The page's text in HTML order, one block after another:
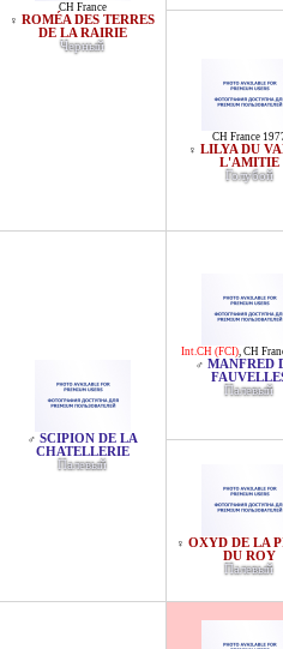
CH France
♀ ROMÉA DES TERRES
DE LA RAIRIE
Черный
CH France
♀ LILYA DU
L'AMITIE
Голубой
♂ SCIPION DE LA
CHATELLERIE
Палевый
Int.CH (FCI), CH
♂ MANFRED
Палевый
♀ OXYD DE LA
DU ROY
Палевый